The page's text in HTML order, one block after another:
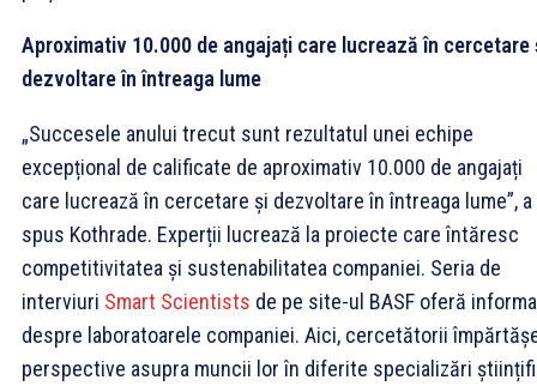
Aproximativ 10.000 de angajați care lucrează în cercetare
dezvoltare în întreaga lume
„Succesele anului trecut sunt rezultatul unei echipe
excepțional de calificate de aproximativ 10.000 de angajați
care lucrează în cercetare și dezvoltare în întreaga lume”, a
spus Kothrade. Experții lucrează la proiecte care întăresc
competitivitatea și sustenabilitatea companiei. Seria de
interviuri Smart Scientists de pe site-ul BASF oferă
despre laboratoarele companiei. Aici, cercetătorii
perspective asupra muncii lor în diferite specializări